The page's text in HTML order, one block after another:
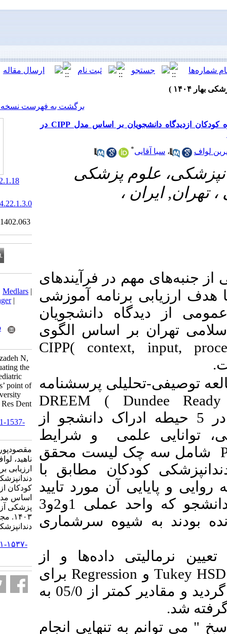
برگشت به فهرست نسخه ها
ارزیابی برنامه آموزشی دندانپزشکی عمومی در گروه کودکان ازدیدگاه دانشجویان بر اساس مدل CIPP در
پزشکی
،
در فرآیندهای
آموزشی
دانشجویان
اساس الگوی
CIPP(
پرسشنامه
DREEM (
5 حیطه ادراک دانشجو از
علمی و شرایط
لیست محقق
مطابق با
آن مورد تایید
قرار گرفته بود میان 209 دانشجو که واحد عملی 1و2و3
شیوه سرشماری
داده‌ها و از
Regressionبرای
تجزیه و تحلیل آن ها استفاده گردید و مقادیر کمتر از 05/0 به
تنهایی انجام
‎ 10.61186/jrds.22.1.18
20.1001.1.20084676.1404.22.1.3.0
IR.IAU.DENTAL.REC.1402.063
Download citation:
BibTeX | EndNote |Medlars |
ProCite
Reference Manager
|
Send citation to:
Mendeley
Zotero
Maghsoudpour A, Askarizadeh N,
Lawaf S, Aghaei S. Evaluating the
educational program of pediatric
dentistry from the students’ point of
view in Tehran Azad University
based on CIPP Moddle. J Res Dent
Sci 2025; 22 (1) : 3
URL:http://jrds.ir/article-1-1537-
مقصودپور علی، عسکری زاده
ناهید، لواف شیرین، آقایی سبا.
ارزیابی برنامه آموزشی
دندانپزشکی عمومی در گروه
کودکان ازدیدگاه دانشجویان بر
اساس مدل CIPP در دانشگاه علوم
پزشکی آزاد اسلامی تهران در سال
۱۴۰۳. مجله تحقیق در علوم
دندانپزشکی. ۱۴۰۴; ۲۲ (۱) :۱۸-۳۶
URL:http://jrds.ir/article-۱-۱۵۳۷-